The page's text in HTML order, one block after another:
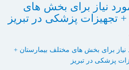
نیاز برای بخش های
تجهیزات پزشکی در تبریز